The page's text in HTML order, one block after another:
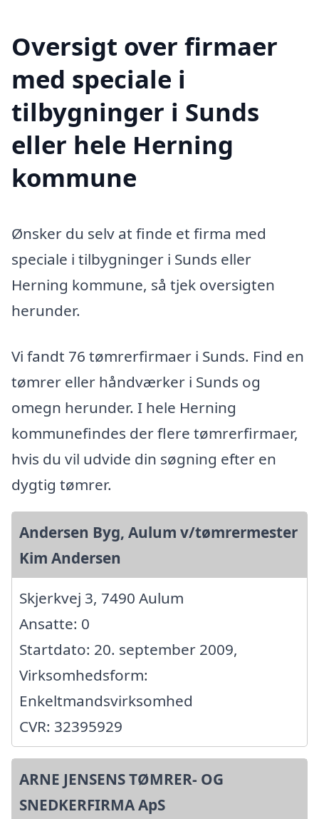
Oversigt over firmaer
med speciale i
tilbygninger i Sunds
eller hele Herning
kommune
Ønsker du selv at finde et firma med
speciale i tilbygninger i Sunds eller
Herning kommune, så tjek oversigten
herunder.
Vi fandt 76 tømrerfirmaer i Sunds. Find en
tømrer eller håndværker i Sunds og
omegn herunder. I hele Herning
kommunefindes der flere tømrerfirmaer,
hvis du vil udvide din søgning efter en
dygtig tømrer.
Andersen Byg, Aulum v/tømrermester
Kim Andersen
Skjerkvej 3, 7490 Aulum
Ansatte: 0
Startdato: 20. september 2009,
Virksomhedsform:
Enkeltmandsvirksomhed
CVR: 32395929
ARNE JENSENS TØMRER- OG
SNEDKERFIRMA ApS